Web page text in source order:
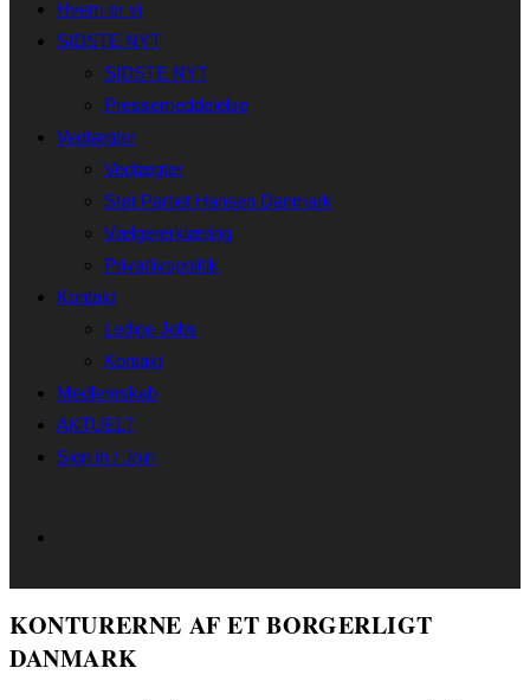
Hvem er vi
SIDSTE NYT
SIDSTE NYT
Pressemeddelelse
Vedtægter
Vedtægter
Støt Partiet Hansen Danmark
Vælgererklæring
Privatlivspolitik
Kontakt
Ledige Jobs
Kontakt
Medlemskab
AKTUELT
Sign in / Join
KONTURERNE AF ET BORGERLIGT
DANMARK